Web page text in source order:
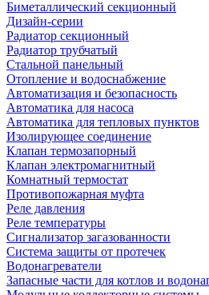
Биметаллический секционный
Дизайн-серии
Радиатор секционный
Радиатор трубчатый
Стальной панельный
Отопление и водоснабжение
Автоматизация и безопасность
Автоматика для насоса
Автоматика для тепловых пунктов
Изолирующее соединение
Клапан термозапорный
Клапан электромагнитный
Комнатный термостат
Противопожарная муфта
Реле давления
Реле температуры
Сигнализатор загазованности
Система защиты от протечек
Водонагреватели
Запасные части для котлов и